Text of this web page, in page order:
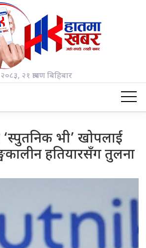
२०८३, २१ श्रावण बिहिबार
‘स्पुतनिक भी’ खोपलाई
हतियारसँग तुलना